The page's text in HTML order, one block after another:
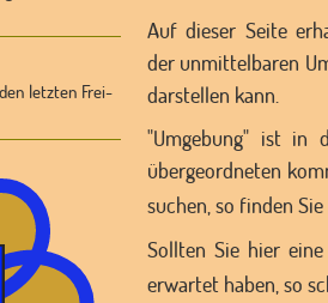
letzten Frei-
Auf dieser Seite
der unmittelbaren
darstellen kann.
"Umgebung" ist in
übergeordneten
suchen, so finden
Sollten Sie hier
erwartet haben, so